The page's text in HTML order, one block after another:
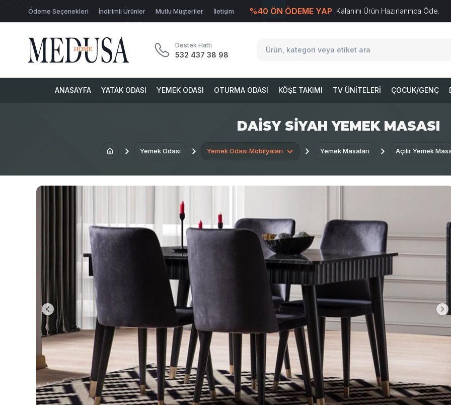
Ödeme Seçenekleri İndirimli Ürünler Mutlu Müşteriler İletişim %40 ÖN ÖDEME YAP Kalanını Ürün Hazırlanınca Öde.
Destek Hattı
532 437 38 98
ANASAYFA YATAK ODASI YEMEK ODASI OTURMA ODASI KÖŞE TAKIMI TV ÜNITELERI ÇOCUK/GENÇ
DAISY SIYAH YEMEK MASASI
Yemek Odası Yemek Odası Mobilyaları Yemek Masaları Açılır Yemek
T-Soft E-TicaretSistemleriyle Hazırlanmıştır.